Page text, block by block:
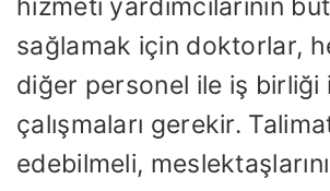
hizmeti yardımcılarının
sağlamak için doktorlar,
diğer personel ile iş birliği
çalışmaları gerekir.
edebilmeli, meslektaşlarını